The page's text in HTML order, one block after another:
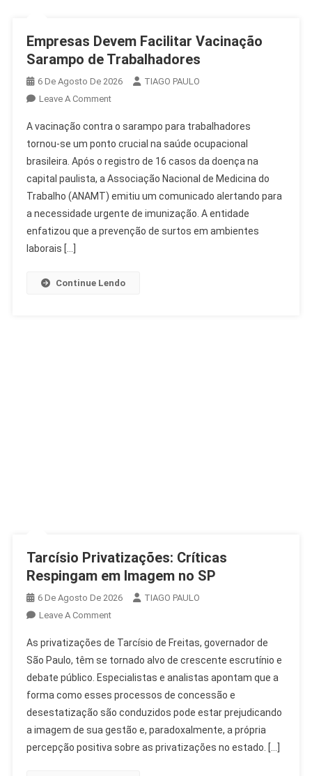
Empresas Devem Facilitar Vacinação
Sarampo de Trabalhadores
6 De Agosto De 2026
TIAGO PAULO
Leave A CommentOn
Devem
Facilitar
Vacinação
Sarampo
De
Trabalhadores
A vacinação contra o sarampo para trabalhadores
tornou-se um ponto crucial na saúde ocupacional
brasileira. Após o registro de 16 casos da doença na
capital paulista, a Associação Nacional de Medicina do
Trabalho (ANAMT) emitiu um comunicado alertando para
a necessidade urgente de imunização. A entidade
enfatizou que a prevenção de surtos em ambientes
laborais […]
Continue Lendo
Tarcísio Privatizações: Críticas
Respingam em Imagem no SP
6 De Agosto De 2026
TIAGO PAULO
Leave A CommentOn
Privatizações:
Críticas
Respingam
Em
Imagem
No
SP
As privatizações de Tarcísio de Freitas, governador de
São Paulo, têm se tornado alvo de crescente escrutínio e
debate público. Especialistas e analistas apontam que a
forma como esses processos de concessão e
desestatização são conduzidos pode estar prejudicando
a imagem de sua gestão e, paradoxalmente, a própria
percepção positiva sobre as privatizações no estado. […]